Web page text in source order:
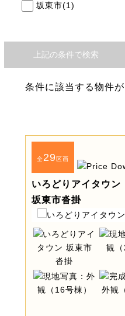
坂東市(1)
上記の条件で検索
条件に該当する物件が
全29区画
いろどりアイタウン
坂東市沓掛